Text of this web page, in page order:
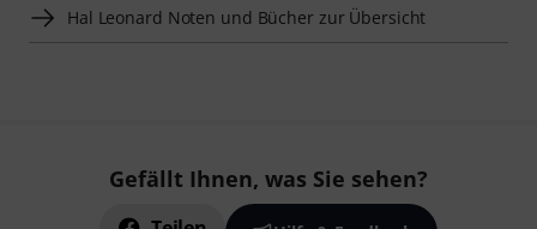
Hal Leonard Noten und Bücher zur Übersicht
Gefällt Ihnen, was Sie sehen?